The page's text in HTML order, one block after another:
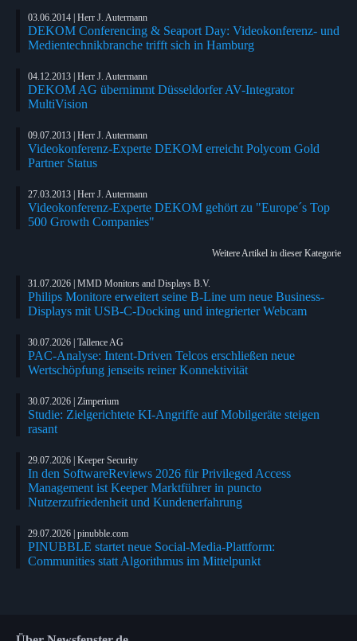
03.06.2014 | Herr J. Autermann
DEKOM Conferencing & Seaport Day: Videokonferenz- und
Medientechnikbranche trifft sich in Hamburg
04.12.2013 | Herr J. Autermann
DEKOM AG übernimmt Düsseldorfer AV-Integrator
MultiVision
09.07.2013 | Herr J. Autermann
Videokonferenz-Experte DEKOM erreicht Polycom Gold
Partner Status
27.03.2013 | Herr J. Autermann
Videokonferenz-Experte DEKOM gehört zu "Europe´s Top
500 Growth Companies"
Weitere Artikel in dieser Kategorie
31.07.2026 | MMD Monitors and Displays B.V.
Philips Monitore erweitert seine B-Line um neue Business-
Displays mit USB-C-Docking und integrierter Webcam
30.07.2026 | Tallence AG
PAC-Analyse: Intent-Driven Telcos erschließen neue
Wertschöpfung jenseits reiner Konnektivität
30.07.2026 | Zimperium
Studie: Zielgerichtete KI-Angriffe auf Mobilgeräte steigen
rasant
29.07.2026 | Keeper Security
In den SoftwareReviews 2026 für Privileged Access
Management ist Keeper Marktführer in puncto
Nutzerzufriedenheit und Kundenerfahrung
29.07.2026 | pinubble.com
PINUBBLE startet neue Social-Media-Plattform:
Communities statt Algorithmus im Mittelpunkt